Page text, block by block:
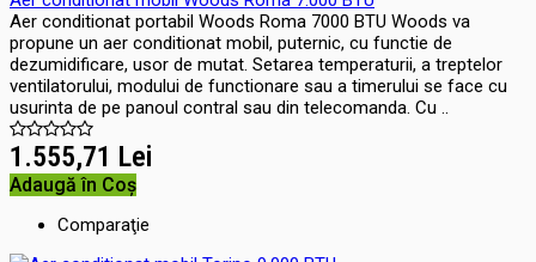
Aer conditionat portabil Woods Roma 7000 BTU Woods va
propune un aer conditionat mobil, puternic, cu functie de
dezumidificare, usor de mutat. Setarea temperaturii, a treptelor
ventilatorului, modului de functionare sau a timerului se face cu
usurinta de pe panoul contral sau din telecomanda. Cu ..
1.555,71 Lei
Adaugă în Coş
Comparaţie